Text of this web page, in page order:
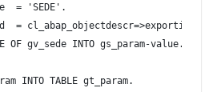
= 'SEDE'.
= cl_abap_objectdescr=>exporting.
OF gv_sede INTO gs_param-value.
INTO TABLE gt_param.